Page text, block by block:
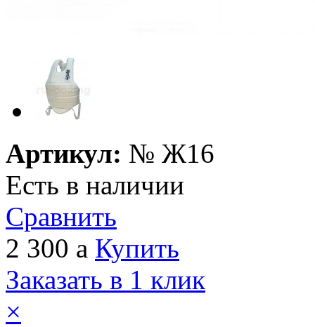
Артикул: № Ж16
Есть в наличии
Сравнить
2 300 a Купить
Заказать в 1 клик
×